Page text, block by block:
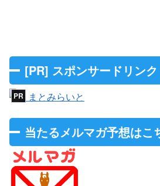
[PR] スポンサードリンク
当たるメルマガ予想はこ